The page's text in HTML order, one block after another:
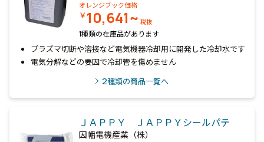
オレンジブック価格
￥10,641~ 税抜
1種類の在庫品があります
プラズマ切断や溶接など電気機器冷却用に開発した冷却水です
電気分解などの要因で冷却管を傷めません
2種類の商品一覧へ
ＪＡＰＰＹ ＪＡＰＰＹシールパテ
因幡電機産業（株）